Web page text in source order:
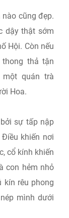
cũng đẹp.
dậy thật sớm
Hội. Còn nếu
thả tận
quán trà
Hoa.
sự tấp nập
khiến nơi
cổ kính khiến
con hẻm nhỏ
rêu phong
mình dưới